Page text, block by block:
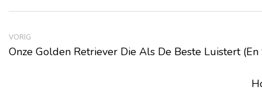
VORIG
Onze Golden Retriever Die Als De Beste Luistert